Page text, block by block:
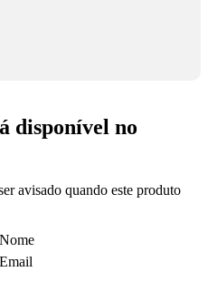
disponível no
avisado quando este produto
Nome
Email